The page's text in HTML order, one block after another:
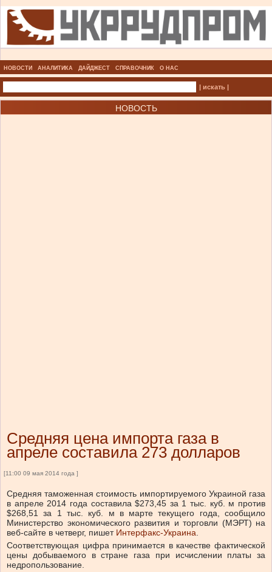
НОВОСТИ АНАЛИТИКА ДАЙДЖЕСТ СПРАВОЧНИК О НАС
| искать |
НОВОСТЬ
Средняя цена импорта газа в
апреле составила 273 долларов
[11:00 09 мая 2014 года ]
Средняя таможенная стоимость импортируемого Украиной газа
в апреле 2014 года составила $273,45 за 1 тыс. куб. м против
$268,51 за 1 тыс. куб. м в марте текущего года, сообщило
Министерство экономического развития и торговли (МЭРТ) на
веб-сайте в четверг, пишет Интерфакс-Украина.
Соответствующая цифра принимается в качестве фактической
цены добываемого в стране газа при исчислении платы за
недропользование.